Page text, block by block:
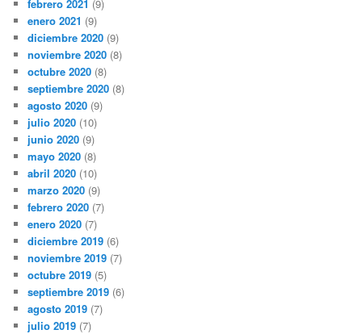
febrero 2021 (9)
enero 2021 (9)
diciembre 2020 (9)
noviembre 2020 (8)
octubre 2020 (8)
septiembre 2020 (8)
agosto 2020 (9)
julio 2020 (10)
junio 2020 (9)
mayo 2020 (8)
abril 2020 (10)
marzo 2020 (9)
febrero 2020 (7)
enero 2020 (7)
diciembre 2019 (6)
noviembre 2019 (7)
octubre 2019 (5)
septiembre 2019 (6)
agosto 2019 (7)
julio 2019 (7)